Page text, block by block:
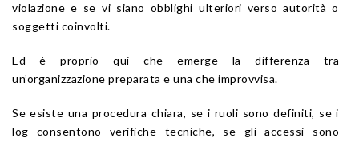
violazione e se vi siano obblighi ulteriori verso autorità o
soggetti coinvolti.
Ed è proprio qui che emerge la differenza tra
un’organizzazione preparata e una che improvvisa.
Se esiste una procedura chiara, se i ruoli sono definiti, se i
log consentono verifiche tecniche, se gli accessi sono